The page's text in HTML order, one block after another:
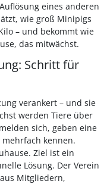
eines anderen
wie groß Minipigs
– und bekommt wie
das mitwächst.
Schritt für
verankert – und sie
werden Tiere über
sich, geben eine
kennen.
Ziel ist ein
Lösung. Der Verein
Mitgliedern,